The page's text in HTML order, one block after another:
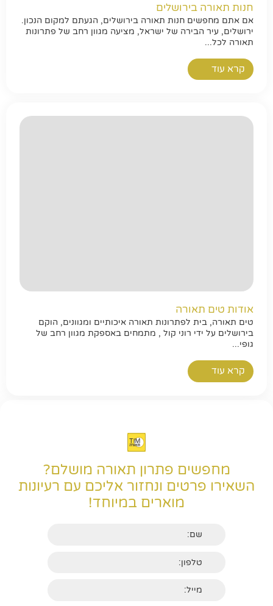
חנות תאורה בירושלים
אם אתם מחפשים חנות תאורה בירושלים, הגעתם למקום הנכון.
ירושלים, עיר הבירה של ישראל, מציעה מגוון רחב של פתרונות
תאורה לכל...
קרא עוד
אודות טים תאורה
טים תאורה, בית לפתרונות תאורה איכותיים ומגוונים, הוקם
בירושלים על ידי רוני קול , מתמחים באספקת מגוון רחב של
גופי...
קרא עוד
מחפשים פתרון תאורה מושלם?
השאירו פרטים ונחזור אליכם עם רעיונות
מוארים במיוחד!